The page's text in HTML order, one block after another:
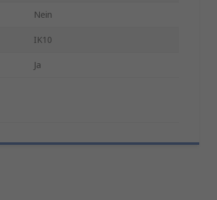
Nein
IK10
Ja